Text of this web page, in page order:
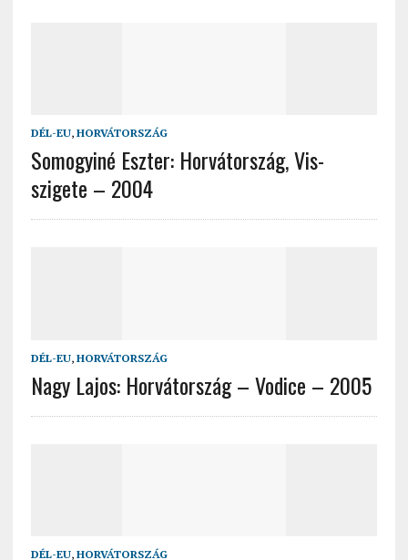
DÉL-EU, HORVÁTORSZÁG
Somogyiné Eszter: Horvátország, Vis-
szigete – 2004
DÉL-EU, HORVÁTORSZÁG
Nagy Lajos: Horvátország – Vodice – 2005
DÉL-EU, HORVÁTORSZÁG